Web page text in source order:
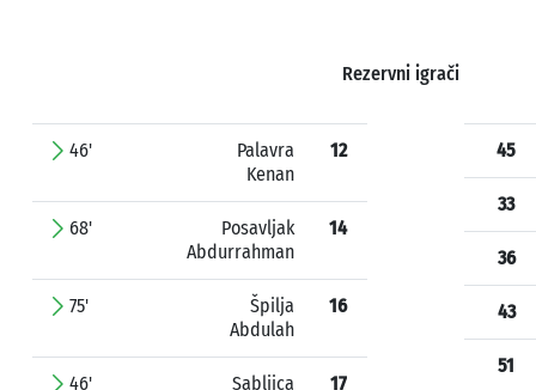
Rezervni igrači
46'
Palavra
Kenan
12
68'
Posavljak
Abdurrahman
14
75'
Špilja
Abdulah
16
46'
Sabljica
17
45
33
36
43
51